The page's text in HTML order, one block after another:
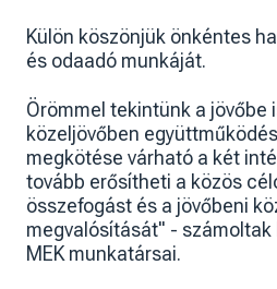
Külön köszönjük önkéntes
és odaadó munkáját.
Örömmel tekintünk a jövőbe
közeljövőben
megkötése várható a két
tovább erősítheti a közös
összefogást és a jövőbeni
megvalósítását" - számoltak
MEK munkatársai.